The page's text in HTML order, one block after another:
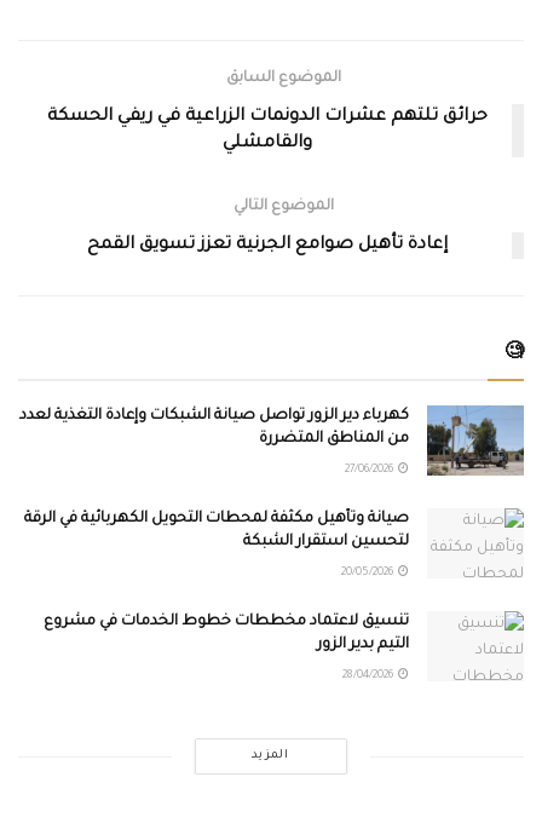
الموضوع السابق
حرائق تلتهم عشرات الدونمات الزراعية في ريفي الحسكة
والقامشلي
الموضوع التالي
إعادة تأهيل صوامع الجرنية تعزز تسويق القمح
🧐
كهرباء دير الزور تواصل صيانة الشبكات وإعادة التغذية لعدد
من المناطق المتضررة
صيانة وتأهيل مكثفة لمحطات التحويل الكهربائية في الرقة
لتحسين استقرار الشبكة
تنسيق لاعتماد مخططات خطوط الخدمات في مشروع
التيم بدير الزور
المزيد